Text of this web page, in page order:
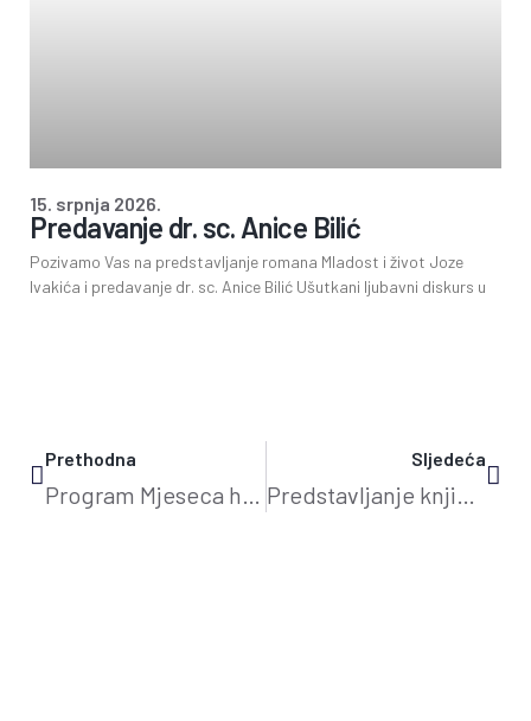
Predavanje dr. sc. Anice Bilić
Pozivamo Vas na predstavljanje romana Mladost i život Joze
Ivakića i predavanje dr. sc. Anice Bilić Ušutkani ljubavni diskurs u
15. srpnja 2026.
Prethodna
Program Mjeseca hrvatske knjige 2024.
Sljedeća
Predstavljanje knjige Zorana Ferića